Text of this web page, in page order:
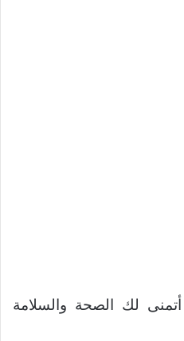
لك الصحة والسلامة